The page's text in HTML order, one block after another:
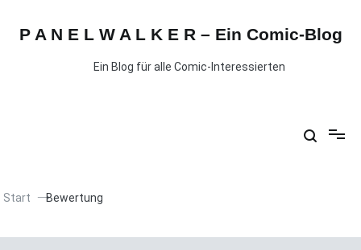
P A N E L W A L K E R – Ein Comic-Blog
Ein Blog für alle Comic-Interessierten
Start Bewertung